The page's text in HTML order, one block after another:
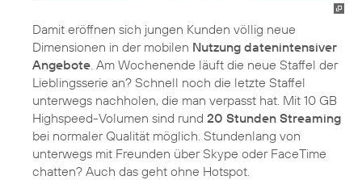
Damit eröffnen sich jungen Kunden völlig neue
Dimensionen in der mobilen Nutzung datenintensiver
Angebote . Am Wochenende läuft die neue Staffel der
Lieblingsserie an? Schnell noch die letzte Staffel
unterwegs nachholen, die man verpasst hat. Mit 10 GB
Highspeed-Volumen sind rund 20 Stunden Streaming
bei normaler Qualität möglich. Stundenlang von
unterwegs mit Freunden über Skype oder FaceTime
chatten? Auch das geht ohne Hotspot.